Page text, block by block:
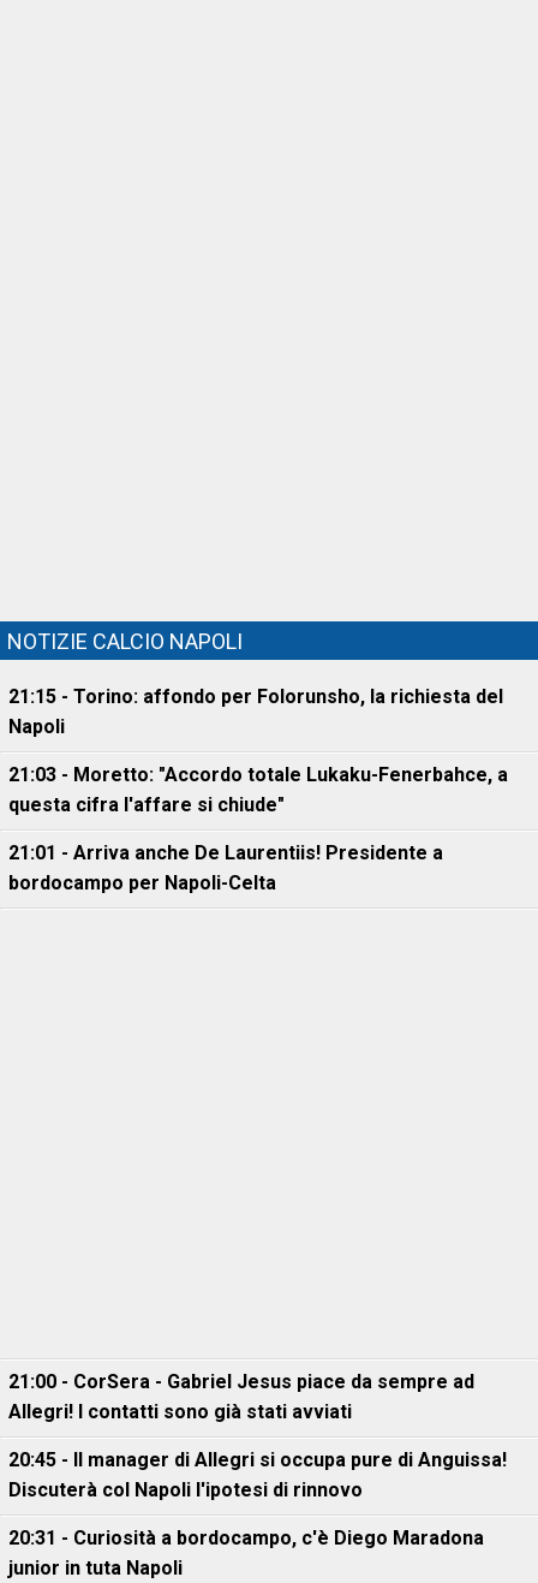
NOTIZIE CALCIO NAPOLI
21:15 - Torino: affondo per Folorunsho, la richiesta del
Napoli
21:03 - Moretto: "Accordo totale Lukaku-Fenerbahce, a
questa cifra l'affare si chiude"
21:01 - Arriva anche De Laurentiis! Presidente a
bordocampo per Napoli-Celta
21:00 - CorSera - Gabriel Jesus piace da sempre ad
Allegri! I contatti sono già stati avviati
20:45 - Il manager di Allegri si occupa pure di Anguissa!
Discuterà col Napoli l'ipotesi di rinnovo
20:31 - Curiosità a bordocampo, c'è Diego Maradona
junior in tuta Napoli